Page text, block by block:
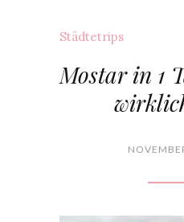
Städtetrips
Mostar in 1